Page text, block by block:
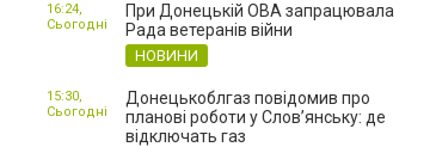
При Донецькій ОВА запрацювала
Рада ветеранів війни
НОВИНИ
16:24,
Сьогодні
Донецькоблгаз повідомив про
планові роботи у Слов’янську: де
відключать газ
15:30,
Сьогодні